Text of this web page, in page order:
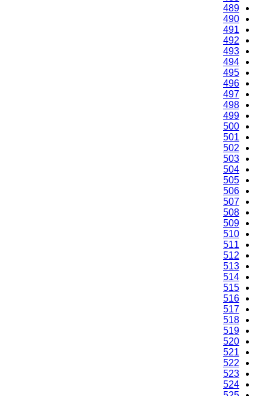
489
490
491
492
493
494
495
496
497
498
499
500
501
502
503
504
505
506
507
508
509
510
511
512
513
514
515
516
517
518
519
520
521
522
523
524